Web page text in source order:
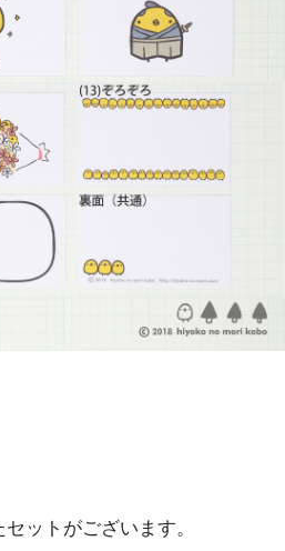
ットがございます。